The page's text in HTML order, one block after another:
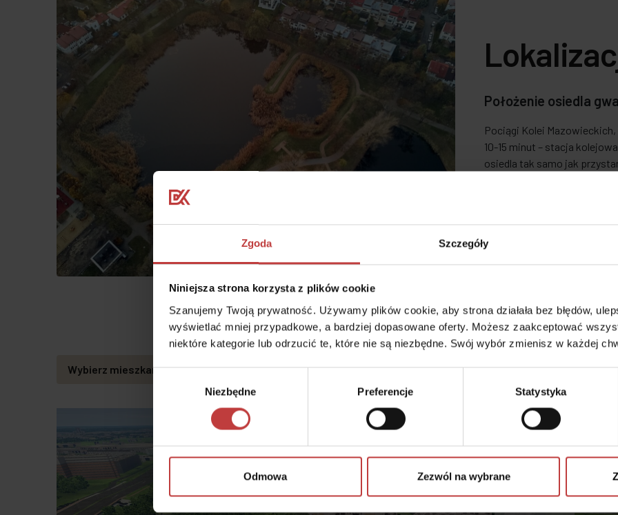
Zgoda Szczegóły
Niniejsza strona korzysta z plików cookie
Szanujemy Twoją prywatność. Używamy plików cookie, aby strona działała bez błędów,
wyświetlać mniej przypadkowe, a bardziej dopasowane oferty. Możesz zaakceptować
niektóre kategorie lub odrzucić te, które nie są niezbędne. Swój wybór zmienisz w każdej
Wybór
Niezbędne Preferencje Statystyka
Odmowa Zezwól na wybrane
Położenie osiedla
Pociągi Kolei
10-15 minut – stacja
osiedla tak samo jak
jednej z głównych arterii
Wybierz mieszkanie klikając na budynek